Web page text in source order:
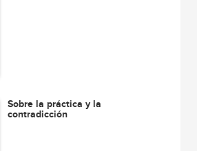
Sobre la práctica y la
contradicción